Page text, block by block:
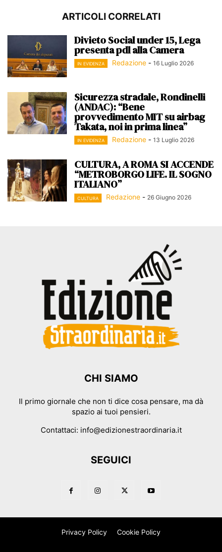
ARTICOLI CORRELATI
Divieto Social under 15, Lega
presenta pdl alla Camera
IN EVIDENZA Redazione - 16 Luglio 2026
Sicurezza stradale, Rondinelli
(ANDAC): “Bene
provvedimento MIT su airbag
Takata, noi in prima linea”
IN EVIDENZA Redazione - 13 Luglio 2026
CULTURA, A ROMA SI ACCENDE
“METROBORGO LIFE. IL SOGNO
ITALIANO”
CULTURA Redazione - 26 Giugno 2026
CHI SIAMO
Il primo giornale che non ti dice cosa pensare, ma dà
spazio ai tuoi pensieri.
Contattaci: info@edizionestraordinaria.it
SEGUICI
Privacy Policy Cookie Policy